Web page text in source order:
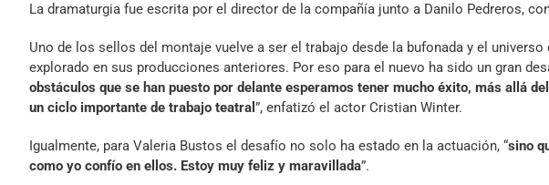
La dramaturgia fue escrita por el director de la compañía junto a Danilo Pedreros,
Uno de los sellos del montaje vuelve a ser el trabajo desde la bufonada y el
explorado en sus producciones anteriores. Por eso para el nuevo ha sido un gran
obstáculos que se han puesto por delante esperamos tener mucho éxito, más allá
un ciclo importante de trabajo teatral ”, enfatizó el actor Cristian Winter.
Igualmente, para Valeria Bustos el desafío no solo ha estado en la actuación, “sino
como yo confío en ellos. Estoy muy feliz y maravillada”.